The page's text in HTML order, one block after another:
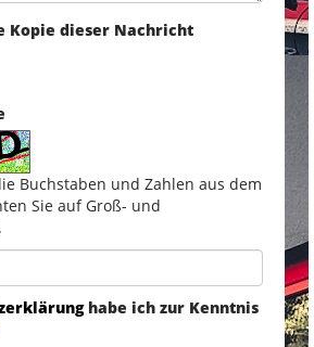
Kopie dieser Nachricht
Buchstaben und Zahlen aus dem
Sie auf Groß- und
habe ich zur Kenntnis